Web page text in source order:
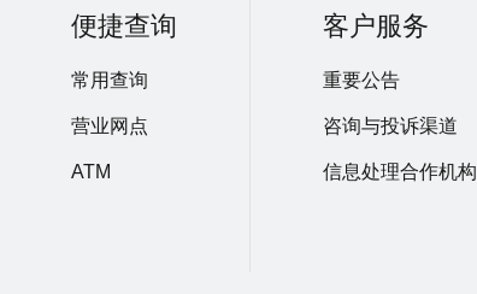
便捷查询
常用查询
营业网点
ATM
客户服务
重要公告
咨询与投诉渠道
信息处理合作机构